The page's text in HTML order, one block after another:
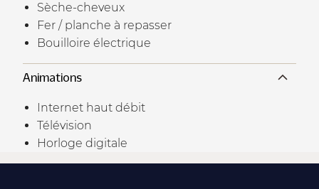
Sèche-cheveux
Fer / planche à repasser
Bouilloire électrique
Animations
Internet haut débit
Télévision
Horloge digitale